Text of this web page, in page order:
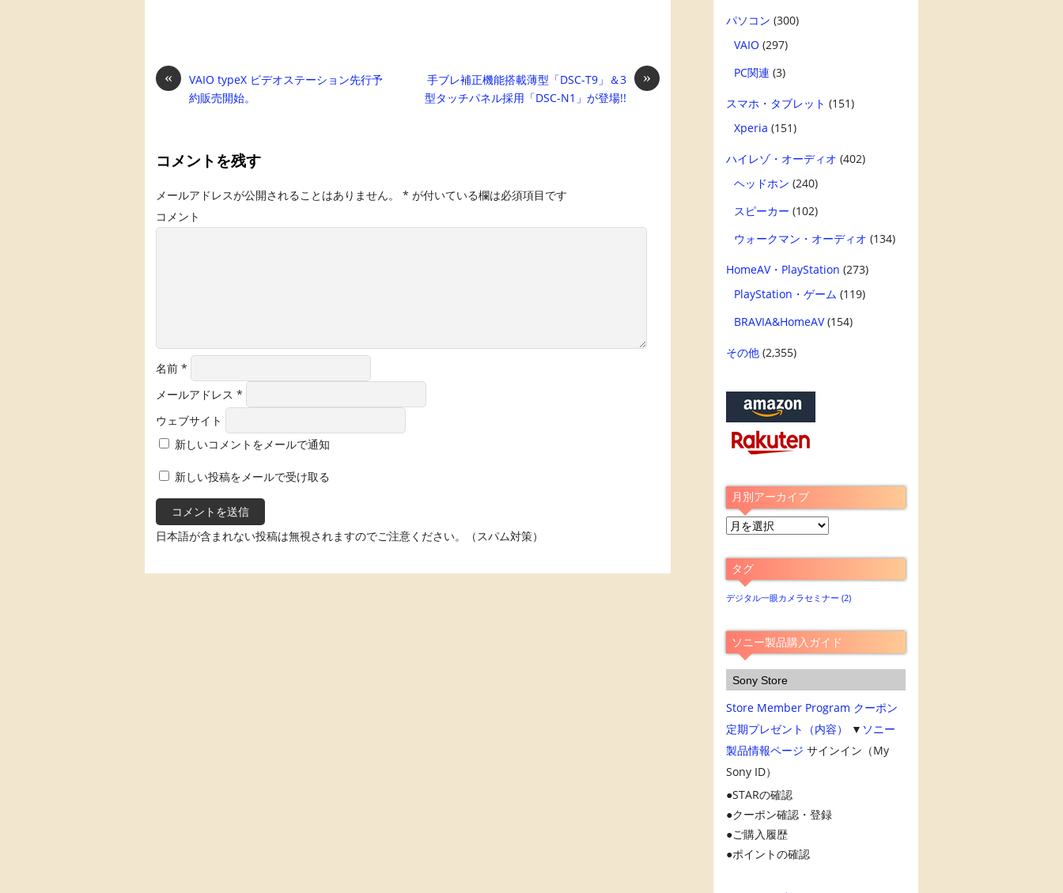
«
VAIO typeX ビデオステーション先行予
約販売開始。
»
手ブレ補正機能搭載薄型「DSC-T9」＆3
型タッチパネル採用「DSC-N1」が登場!!
コメントを残す
メールアドレスが公開されることはありません。 * が付いている欄は必須項目です
コメント
名前 *
メールアドレス *
ウェブサイト
新しいコメントをメールで通知
新しい投稿をメールで受け取る
日本語が含まれない投稿は無視されますのでご注意ください。（スパム対策）
パソコン (300)
VAIO (297)
PC関連 (3)
スマホ・タブレット (151)
Xperia (151)
ハイレゾ・オーディオ (402)
ヘッドホン (240)
スピーカー (102)
ウォークマン・オーディオ (134)
HomeAV・PlayStation (273)
PlayStation・ゲーム (119)
BRAVIA&HomeAV(154)
その他(2,355)
月別アーカイブ
月
ア
ー
カ
ブ
タグ
デジタル一眼カメラセミナー (2)
ソニー製品購入ガイド
Sony Store
Store Member Program クーポン
定期プレゼント（内容）
▼ ソニー
製品情報ページ サインイン（My
Sony ID）
STARの確認
クーポン確認・登録
ご購入履歴
ポイントの確認